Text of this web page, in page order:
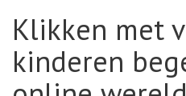
Klikken met
kinderen